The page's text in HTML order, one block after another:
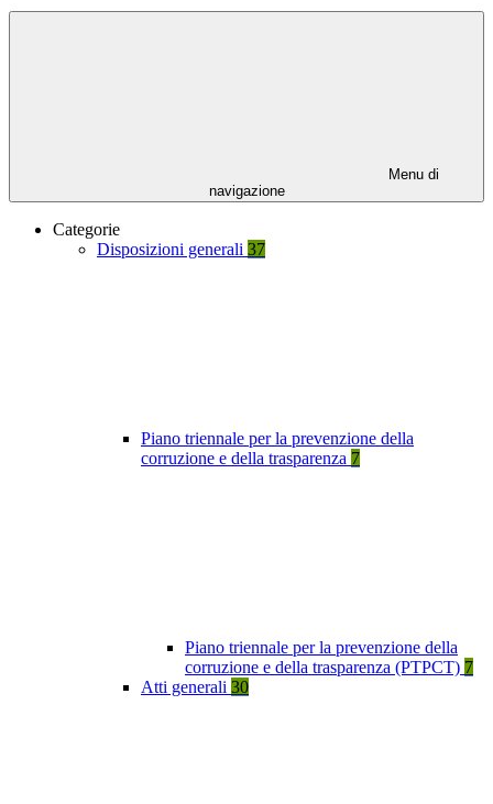
Menu di
navigazione
Categorie
Disposizioni generali 37
Piano triennale per la prevenzione della
corruzione e della trasparenza 7
Piano triennale per la prevenzione della
corruzione e della trasparenza (PTPCT) 7
Atti generali 30